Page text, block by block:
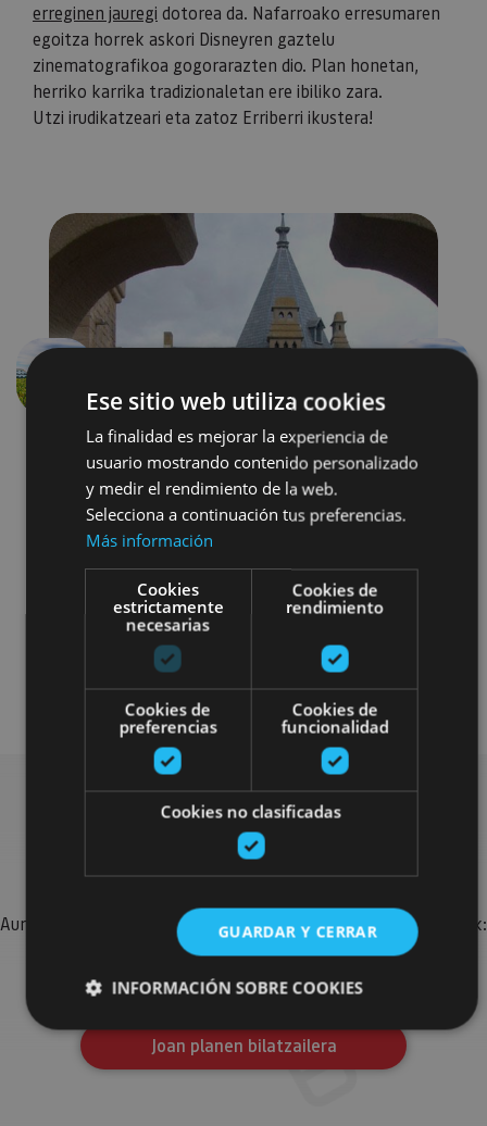
erreginen jauregi dotorea da. Nafarroako erresumaren
egoitza horrek askori Disneyren gaztelu
zinematografikoa gogorarazten dio. Plan honetan,
herriko karrika tradizionaletan ere ibiliko zara.
Utzi irudikatzeari eta zatoz Erriberri ikustera!
Localidades Castillos y fortalezas
Arquitectura religiosa
Arquitectura civil Visitas guiadas
Bilatu plan gehiago
Aurkitu zure bidaia Nafarroan osatzeko planak eta iradokizunak:
jarduera antolatuak, bisitak eta agendaren ekitaldi
garrantzitsuenak.
Joan planen bilatzailera
Ese sitio web utiliza cookies
La finalidad es mejorar la experiencia de
usuario mostrando contenido personalizado
y medir el rendimiento de la web.
Selecciona a continuación tus preferencias.
Más información
Cookies
estrictamente
necesarias
Cookies de
rendimiento
Cookies de
preferencias
Cookies de
funcionalidad
Cookies no clasificadas
GUARDAR Y CERRAR
INFORMACIÓN SOBRE COOKIES
Cookies estrictamente necesarias